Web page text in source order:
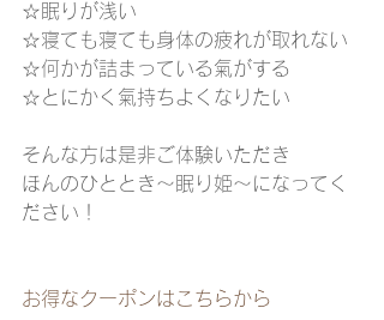
☆眠りが浅い
☆寝ても寝ても身体の疲れが取れない
☆何かが詰まっている氣がする
☆とにかく氣持ちよくなりたい
そんな方は是非ご体験いただき
ほんのひととき～眠り姫～になってく
ださい！
お得なクーポンはこちらから